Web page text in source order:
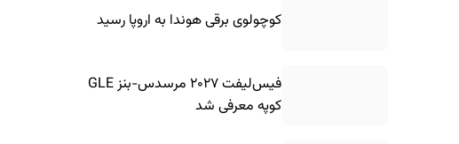
کوچولوی برقی هوندا به اروپا رسید
فیس‌لیفت ۲۰۲۷ مرسدس-بنز GLE
کوپه معرفی شد